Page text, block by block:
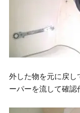
外した物を元に戻し
ーパーを流して確認